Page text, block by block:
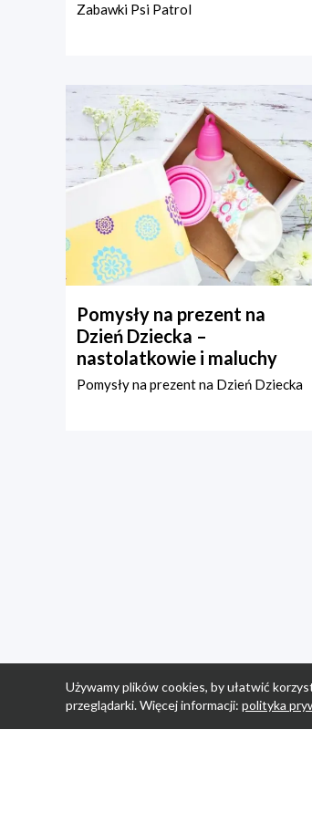
Zabawki Psi Patrol
Pomysły na prezent na
Dzień Dziecka –
nastolatkowie i maluchy
Pomysły na prezent na Dzień Dziecka
Używamy plików cookies, by ułatwić
przeglądarki. Więcej informacji: polityka